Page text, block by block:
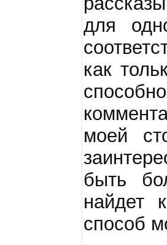
для
как
моей
быть
найдет
способ